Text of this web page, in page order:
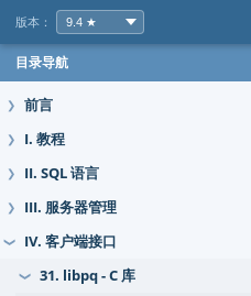
版本：
目录导航
❯ 前言
❯ I. 教程
❯ II. SQL 语言
❯ III. 服务器管理
❯ IV. 客户端接口
❯
31. libpq - C 库